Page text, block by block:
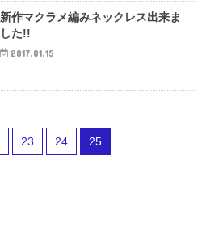
新作マクラメ編みネックレス出来ま
した!!
2017.01.15
23 24 25